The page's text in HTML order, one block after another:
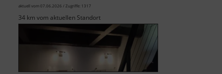
aktuell vom 07.06.2026 / Zugriffe: 1317
34 km vom aktuellen Standort